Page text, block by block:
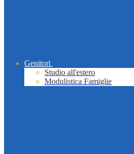
Genitori
Studio all'estero
Modulistica Famiglie